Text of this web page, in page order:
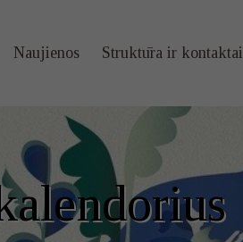
Naujienos Struktūra ir kontaktai
kontaktai
Veiklos sritys
Administracin